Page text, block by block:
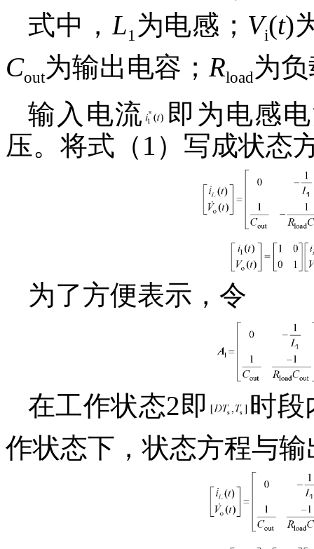
式中， L1 为电感； Vi(t)
Cout为输出电容； Rload为
输入电流
即为电感
压。将式（1）写成状态
为了方便表示，令
在工作状态2即
时段
作状态下，状态方程与